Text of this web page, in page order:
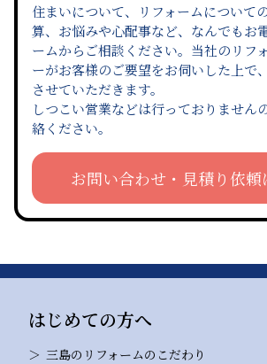
住まいについて、リフォームについて
算、お悩みや心配事など、なんでもお
ームからご相談ください。当社のリフ
ーがお客様のご要望をお伺いした上で
させていただきます。
しつこい営業などは行っておりません
絡ください。
お問い合わせ・見積り依頼
はじめての方へ
三島のリフォームのこだわり